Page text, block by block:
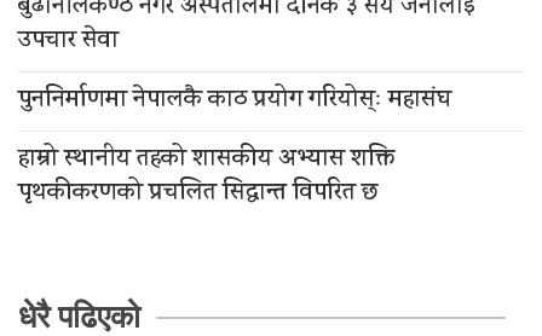
उपचार सेवा
पुननिर्माणमा नेपालकै काठ प्रयोग गरियोस्ः महासंघ
हाम्रो स्थानीय तहको शासकीय अभ्यास शक्ति
पृथकीकरणको प्रचलित सिद्धान्त विपरित छ
धेरै पढिएको